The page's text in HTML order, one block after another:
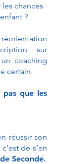
chances
?
sur
coaching
certain.
pas que les
réussir son
de s’en
Seconde.